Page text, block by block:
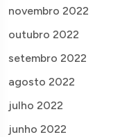
novembro 2022
outubro 2022
setembro 2022
agosto 2022
julho 2022
junho 2022